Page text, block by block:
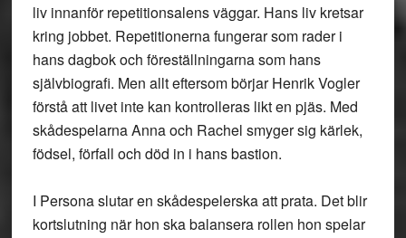
liv innanför repetitionsalens väggar. Hans liv kretsar
kring jobbet. Repetitionerna fungerar som rader i
hans dagbok och föreställningarna som hans
självbiografi. Men allt eftersom börjar Henrik Vogler
förstå att livet inte kan kontrolleras likt en pjäs. Med
skådespelarna Anna och Rachel smyger sig kärlek,
födsel, förfall och död in i hans bastion.
I Persona slutar en skådespelerska att prata. Det blir
kortslutning när hon ska balansera rollen hon spelar